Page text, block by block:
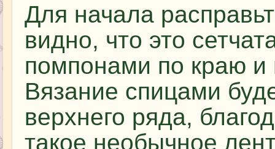
Для начала
видно, что это
помпонами по краю и
Вязание спицами
верхнего ряда,
такое необычное